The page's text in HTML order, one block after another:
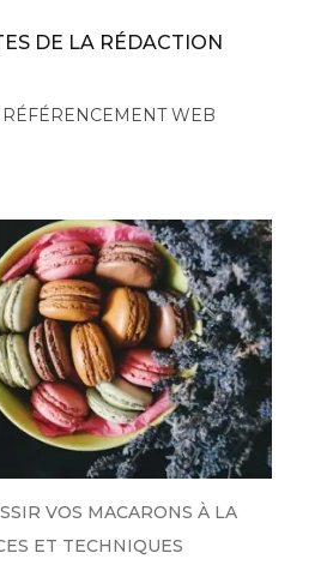
DE LA RÉDACTION
RÉFÉRENCEMENT WEB
VOS MACARONS À LA
ET TECHNIQUES